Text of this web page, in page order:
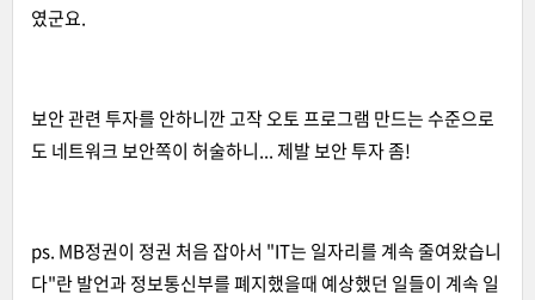
였군요.
보안 관련 투자를 안하니깐 고작 오토 프로그램 만드는 수준으로
도 네트워크 보안쪽이 허술하니... 제발 보안 투자 좀!
ps. MB정권이 정권 처음 잡아서 "IT는 일자리를 계속 줄여왔습니
다"란 발언과 정보통신부를 폐지했을때 예상했던 일들이 계속 일